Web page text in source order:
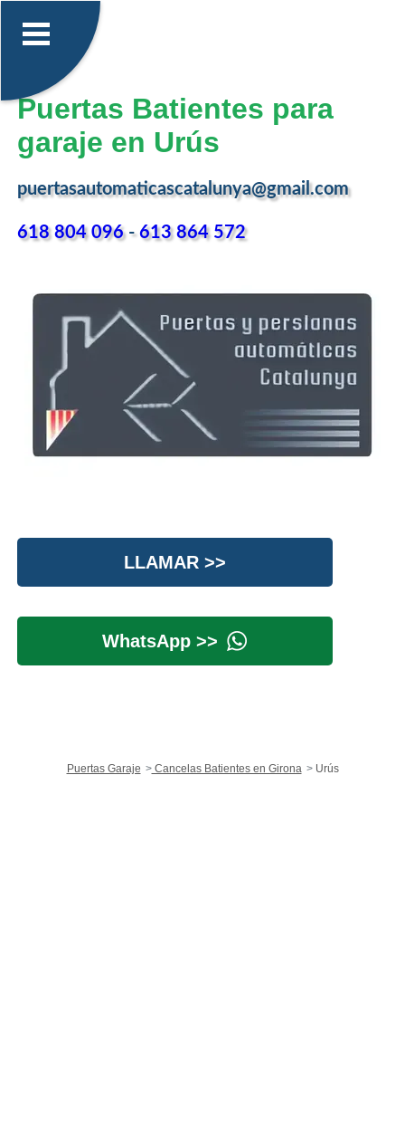
Puertas Batientes para
garaje en Urús
puertasautomaticascatalunya@gmail.com
618 804 096-613 864 572
LLAMAR >>
WhatsApp >>
Puertas Garaje Cancelas Batientes en Girona Urús